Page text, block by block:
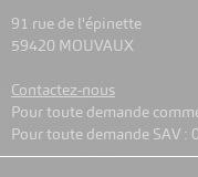
91 rue de l'épinette
59420 MOUVAUX
Contactez-nous
Pour toute demande
Pour toute demande SAV :